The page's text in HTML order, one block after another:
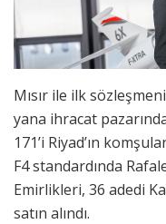
Mısır ile ilk
yana ihracat
171’i Riyad’ın
F4 standardında
Emirlikleri, 36 adedi
satın alındı.